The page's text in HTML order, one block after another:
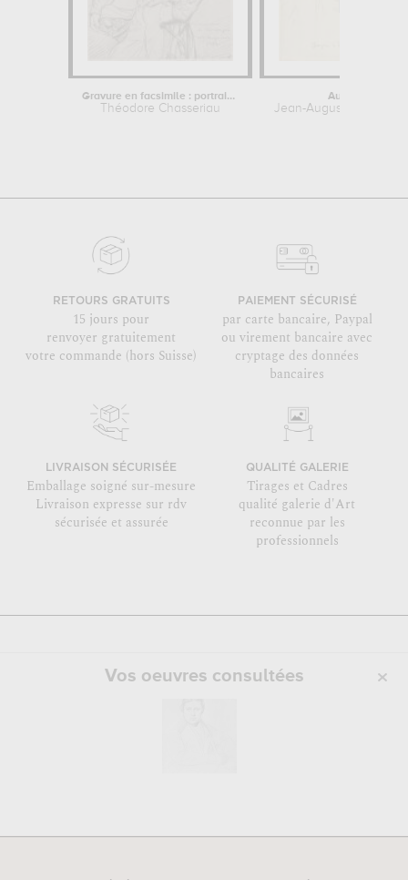
Gravure en facsimile : portrait...
Théodore Chasseriau
Autoportrait
Jean-Auguste-
RETOURS GRATUITS
15 jours pour
renvoyer gratuitement
votre commande (hors Suisse)
PAIEMENT SÉCURISÉ
par carte bancaire, Paypal
ou virement bancaire avec
cryptage des données
bancaires
LIVRAISON SÉCURISÉE
Emballage soigné sur-mesure
Livraison expresse sur rdv
sécurisée et assurée
QUALITÉ GALERIE
Tirages et Cadres
qualité galerie d'Art
reconnue par les
professionnels
Vos oeuvres consultées